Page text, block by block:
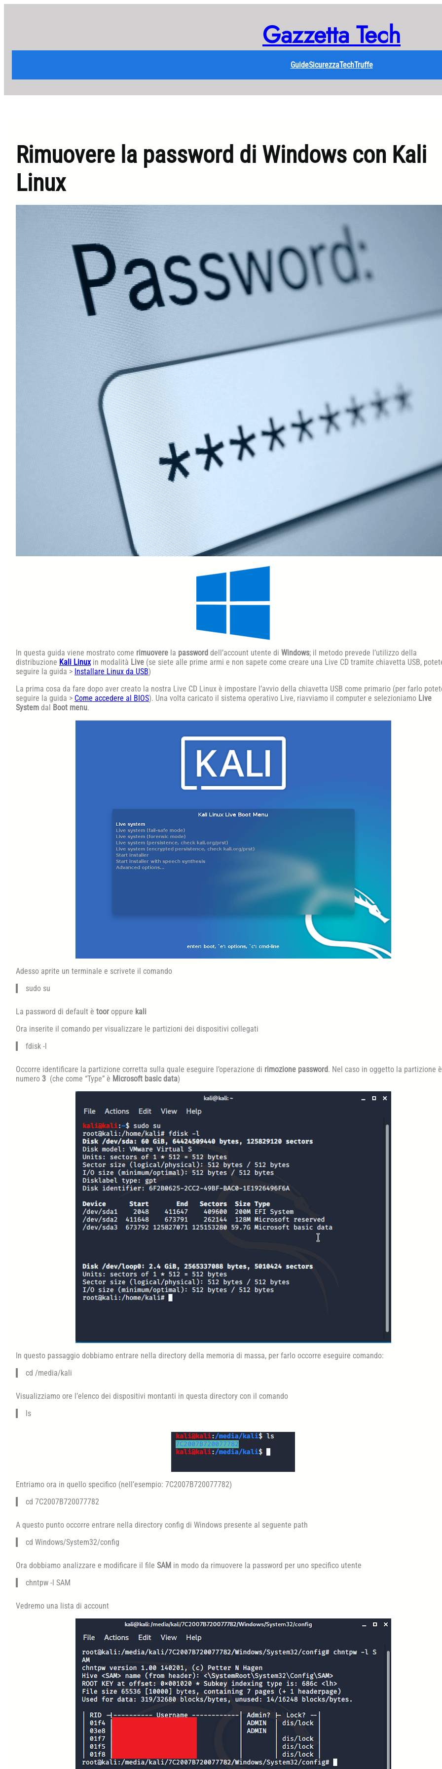
Gazzetta Tech
GuideSicurezzaTechTruffe
Rimuovere la password di Windows con Kali
Linux
In questa guida viene mostrato come rimuovere la password dell’account utente di Windows; il metodo prevede l’utilizzo della
distribuzione Kali Linuxin modalità Live (se siete alle prime armi e non sapete come creare una Live CD tramite chiavetta USB,
seguire la guida > Installare Linux da USB)
La prima cosa da fare dopo aver creato la nostra Live CD Linux è impostare l’avvio della chiavetta USB come primario (per farlo
seguire la guida > Come accedere al BIOS). Una volta caricato il sistema operativo Live, riavviamo il computer e selezioniamo Live
System dal Boot menu.
Adesso aprite un terminale e scrivete il comando
sudo su
La password di default è tooroppure kali
Ora inserite il comando per visualizzare le partizioni dei dispositivi collegati
fdisk -l
Occorre identificare la partizione corretta sulla quale eseguire l’operazione di rimozione password. Nel caso in oggetto la partizione
numero 3 (che come “Type” è Microsoft basic data)
In questo passaggio dobbiamo entrare nella directory della memoria di massa, per farlo occorre eseguire comando:
cd /media/kali
Visualizziamo ore l’elenco dei dispositivi montanti in questa directory con il comando
ls
Entriamo ora in quello specifico (nell’esempio: 7C2007B720077782)
cd 7C2007B720077782
A questo punto occorre entrare nella directory config di Windows presente al seguente path
cd Windows/System32/config
Ora dobbiamo analizzare e modificare il file SAM in modo da rimuovere la password per uno specifico utente
chntpw -l SAM
Vedremo una lista di account